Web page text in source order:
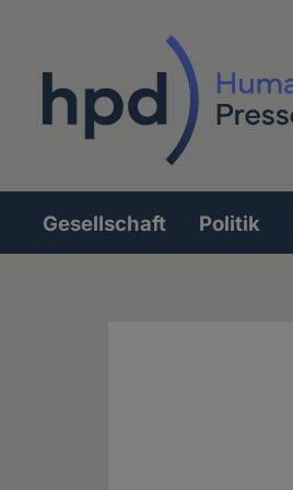
Hauptnavigation
Gesellschaft Politik